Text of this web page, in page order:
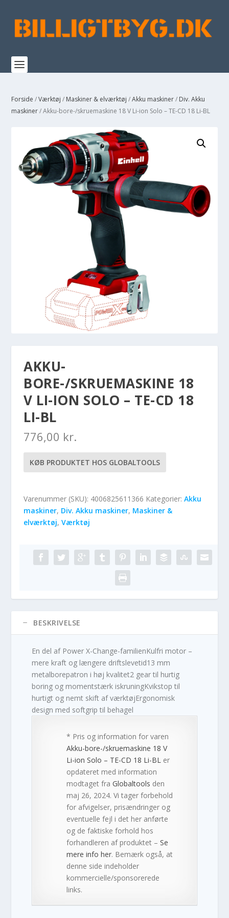
Forside /Værktøj / Maskiner & elværktøj /Akku maskiner/ Div. Akku
maskiner/ Akku-bore-/skruemaskine 18 V Li-ion Solo – TE-CD 18 Li-BL
AKKU-
BORE-/SKRUEMASKINE 18
V LI-ION SOLO – TE-CD 18
LI-BL
776,00 kr.
KØB PRODUKTET HOS GLOBALTOOLS
Varenummer (SKU): 4006825611366 Kategorier:Akku
maskiner, Div. Akku maskiner, Maskiner &
elværktøj,Værktøj
BESKRIVELSE
En del af Power X-Change-familienKulfri motor –
mere kraft og længere driftslevetid13 mm
metalborepatron i høj kvalitet2 gear til hurtig
boring og momentstærk iskruningKvikstop til
hurtigt og nemt skift af værktøjErgonomisk
design med softgrip til behagel
* Pris og information for varen
Akku-bore-/skruemaskine 18 V
Li-ion Solo – TE-CD 18 Li-BL er
opdateret med information
modtaget fraGlobaltools den
maj 26, 2024. Vi tager forbehold
for afvigelser, prisændringer og
eventuelle fejl i det her anførte
og de faktiske forhold hos
forhandleren af produktet –Se
mere info her. Bemærk også, at
denne side indeholder
kommercielle/sponsorerede
links.